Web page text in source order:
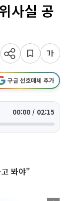
사실 공
구글 선호매체 추가
00:00 / 02:15
봐야"